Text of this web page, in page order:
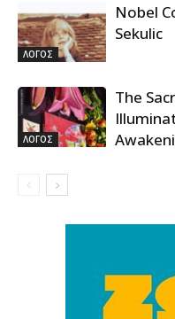
ΛΟΓΟΣ
Nobel
Sekulic
ΛΟΓΟΣ
The